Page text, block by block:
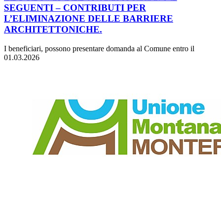
SEGUENTI – CONTRIBUTI PER
L’ELIMINAZIONE DELLE BARRIERE
ARCHITETTONICHE.
I beneficiari, possono presentare domanda al Comune entro il
01.03.2026